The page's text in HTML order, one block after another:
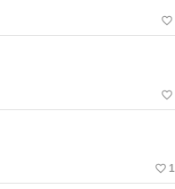
favorite_border
favorite_border
favorite_border